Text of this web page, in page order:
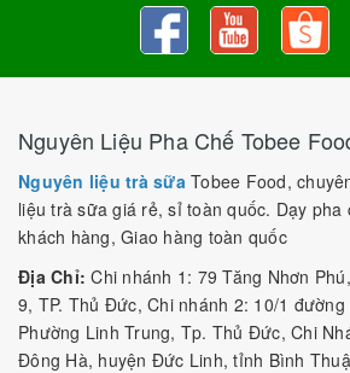
Nguyên Liệu Pha Chế Tobee
Nguyên liệu trà sữa Tobee Food,
liệu trà sữa giá rẻ, sỉ toàn quốc. Dạy pha
khách hàng, Giao hàng toàn quốc
Địa Chỉ: Chi nhánh 1: 79 Tăng Nhơn
9, TP. Thủ Đức, Chi nhánh 2: 10/1
Phường Linh Trung, Tp. Thủ Đức, Chi
Đông Hà, huyện Đức Linh, tỉnh Bình